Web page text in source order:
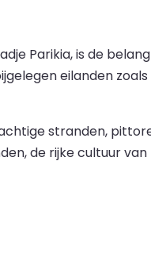
Parikia, is de
eilanden
stranden,
de rijke cultuur